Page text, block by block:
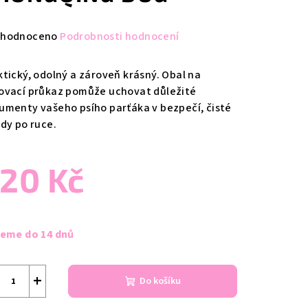
Podrobnosti hodnocení
odolný a zároveň krásný. Obal na
průkaz pomůže uchovat důležité
vašeho psího parťáka v bezpečí, čisté
po ruce.
Kč
do 14 dnů
+ Do košíku